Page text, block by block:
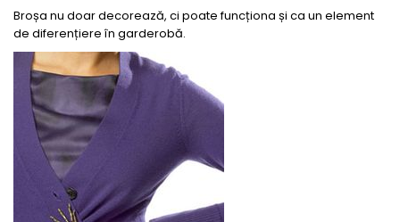
Broșa nu doar decorează, ci poate funcționa și ca un element
de diferențiere în garderobă.